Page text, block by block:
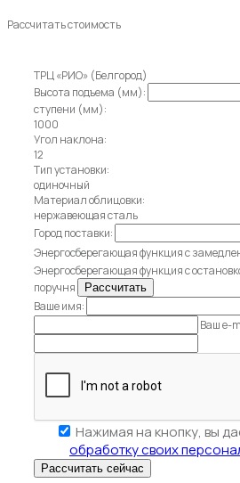
Рассчитать стоимость
ТРЦ «РИО» (Белгород)
Высота подъема (мм):
ступени (мм):
1000
Угол наклона:
12
Тип установки:
одиночный
Материал облицовки:
нержавеющая сталь
Город поставки:
Энергосберегающая функция с
Энергосберегающая функция с
поручня
Ваше имя:
Ваш e-
Нажимая на кнопку, вы
обработку своих